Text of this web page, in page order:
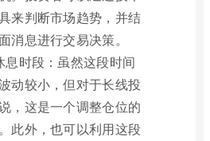
来判断市场趋势，并结
消息进行交易决策。
息时段：虽然这段时间
动较小，但对于长线投
，这是一个调整仓位的
此外，也可以利用这段